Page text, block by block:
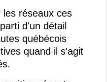
les réseaux ces
d'un détail
québécois
quand il s'agit